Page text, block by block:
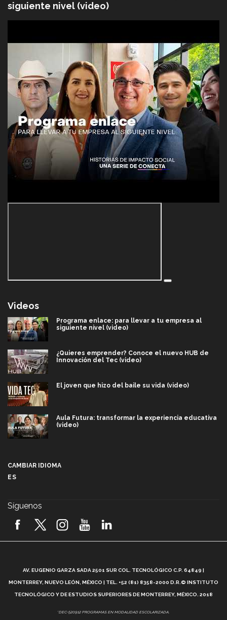
siguiente nivel (video)
Videos
Programa enlace: para llevar a tu empresa al
siguiente nivel (video)
¿Quieres emprender? Conoce el nuevo HUB de
Innovación del Tec (video)
El joven que hizo del baile su vida (video)
Aula Futura: transformar la experiencia educativa
(video)
2026! (video)
¿Cómo es el Modelo Educativo Tec? (video)
Vida Tec: Feminismo e Inteligencia Artificial, Paola
CAMBIAR IDIOMA
ES
Síguenos
AV. EUGENIO GARZA SADA 2501 SUR COL. TECNOLÓGICO C.P. 64849 |
MONTERREY, NUEVO LEÓN, MÉXICO | TEL. +52 (81) 8358-2000 D.R.© INSTITUTO
TECNOLÓGICO Y DE ESTUDIOS SUPERIORES DE MONTERREY, MÉXICO. 2018
*DEC-520912 PROGRAMAS EN MODALIDAD ESCOLARIZADA.